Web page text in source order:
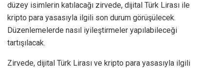
düzey isimlerin katılacağı zirvede, dijital Türk Lirası ile
kripto para yasasıyla ilgili son durum görüşülecek.
Düzenlemelerde nasıl iyileştirmeler yapılabileceği
tartışılacak.
Zirvede, dijital Türk Lirası ve kripto para yasasıyla ilgili